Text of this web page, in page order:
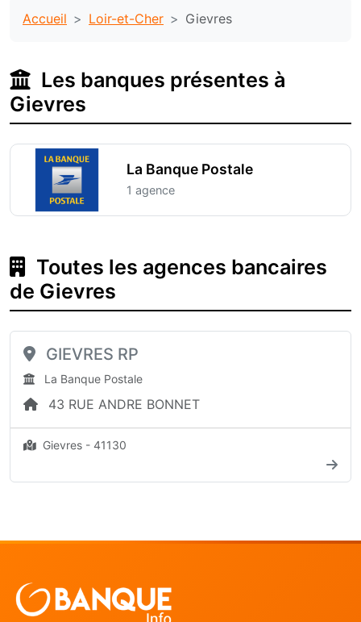
Accueil Loir-et-Cher Gievres
Les banques présentes à
Gievres
La Banque Postale
1 agence
Toutes les agences bancaires
de Gievres
GIEVRES RP
La Banque Postale
43 RUE ANDRE BONNET
Gievres - 41130